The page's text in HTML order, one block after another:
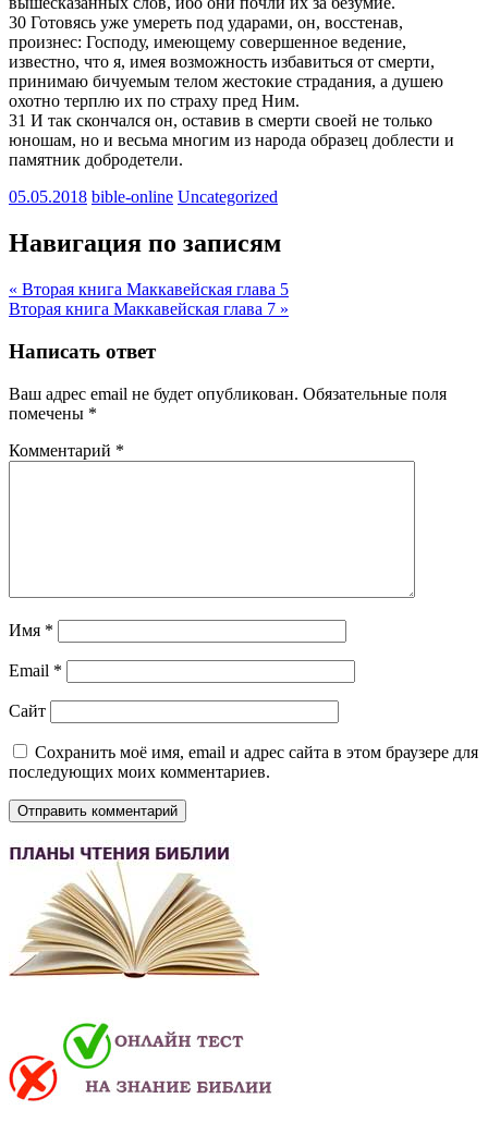
30 Готовясь уже умереть под ударами, он, восстенав,
произнес: Господу, имеющему совершенное ведение,
известно, что я, имея возможность избавиться от смерти,
принимаю бичуемым телом жестокие страдания, а душею
охотно терплю их по страху пред Ним.
31 И так скончался он, оставив в смерти своей не только
юношам, но и весьма многим из народа образец доблести и
памятник добродетели.
05.05.2018 bible-online Uncategorized
Навигация по записям
« Вторая книга Маккавейская глава 5
Вторая книга Маккавейская глава 7 »
Написать ответ
Ваш адрес email не будет опубликован. Обязательные поля
помечены *
Комментарий *
Имя *
Email *
Сайт
Сохранить моё имя, email и адрес сайта в этом браузере для
последующих моих комментариев.